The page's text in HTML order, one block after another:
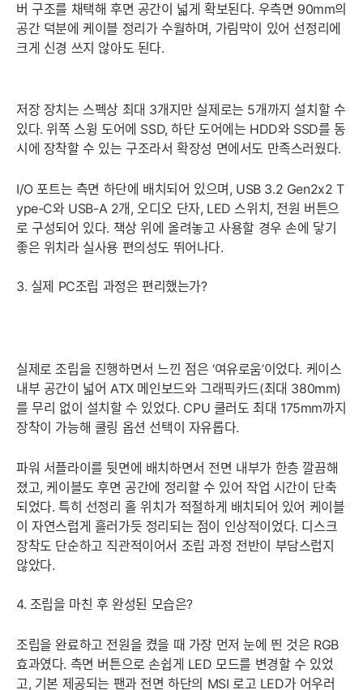
버 구조를 채택해 후면 공간이 넓게 확보된다. 우측면 90mm의
공간 덕분에 케이블 정리가 수월하며, 가림막이 있어 선정리에
크게 신경 쓰지 않아도 된다.
저장 장치는 스펙상 최대 3개지만 실제로는 5개까지 설치할 수
있다. 위쪽 스윙 도어에 SSD, 하단 도어에는 HDD와 SSD를 동
시에 장착할 수 있는 구조라서 확장성 면에서도 만족스러웠다.
I/O 포트는 측면 하단에 배치되어 있으며, USB 3.2 Gen2x2 T
ype-C와 USB-A 2개, 오디오 단자, LED 스위치, 전원 버튼으
로 구성되어 있다. 책상 위에 올려놓고 사용할 경우 손에 닿기
좋은 위치라 실사용 편의성도 뛰어나다.
3. 실제 PC조립 과정은 편리했는가?
실제로 조립을 진행하면서 느낀 점은 ‘여유로움’이었다. 케이스
내부 공간이 넓어 ATX 메인보드와 그래픽카드(최대 380mm)
를 무리 없이 설치할 수 있었다. CPU 쿨러도 최대 175mm까지
장착이 가능해 쿨링 옵션 선택이 자유롭다.
파워 서플라이를 뒷면에 배치하면서 전면 내부가 한층 깔끔해
졌고, 케이블도 후면 공간에 정리할 수 있어 작업 시간이 단축
되었다. 특히 선정리 홀 위치가 적절하게 배치되어 있어 케이블
이 자연스럽게 흘러가듯 정리되는 점이 인상적이었다. 디스크
장착도 단순하고 직관적이어서 조립 과정 전반이 부담스럽지
않았다.
4. 조립을 마친 후 완성된 모습은?
조립을 완료하고 전원을 켰을 때 가장 먼저 눈에 띈 것은 RGB
효과였다. 측면 버튼으로 손쉽게 LED 모드를 변경할 수 있었
고, 기본 제공되는 팬과 전면 하단의 MSI 로고 LED가 어우러